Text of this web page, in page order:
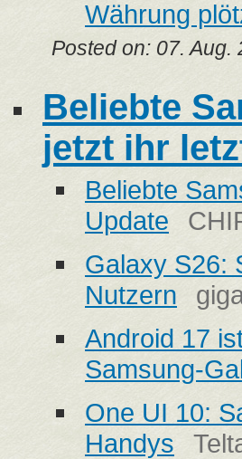
Währung
Posted on: 07. Aug.
Beliebte
jetzt ihr
Beliebte
Update
Galaxy S26:
Nutzern
Android 17
Samsung-
One UI 10:
Handys